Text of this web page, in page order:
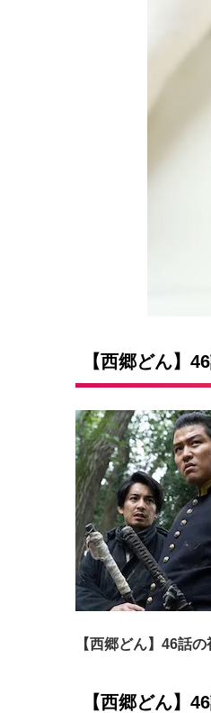
【西郷どん】
【西郷どん】46話
【西郷どん】